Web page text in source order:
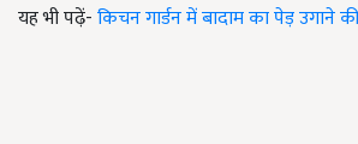
यह भी पढ़ें-किचन गार्डन में बादाम का पेड़ उगाने